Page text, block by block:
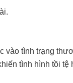
vào tình trạng
tình hình tồi